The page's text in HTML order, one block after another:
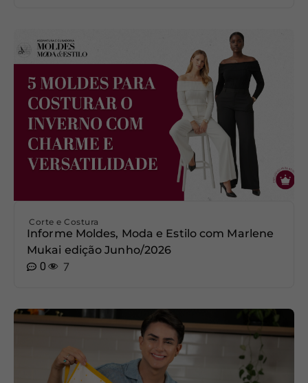
Corte e Costura
Informe Moldes, Moda e Estilo com Marlene
Mukai edição Junho/2026
0
7